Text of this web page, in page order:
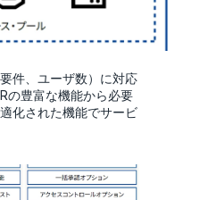
件、ユーザ数）に対応
の豊富な機能から必要
化された機能でサービ